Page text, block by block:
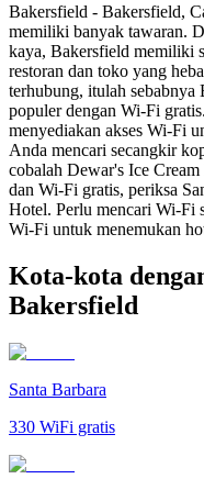
Bakersfield - Bakersfield,
memiliki banyak tawaran.
kaya, Bakersfield memiliki
restoran dan toko yang
terhubung, itulah sebabnya
populer dengan Wi-Fi
menyediakan akses Wi-Fi
Anda mencari secangkir
cobalah Dewar's Ice
dan Wi-Fi gratis, periksa
Hotel. Perlu mencari Wi-Fi
Wi-Fi untuk menemukan
Kota-kota
Bakersfield
Santa Barbara
330 WiFi gratis